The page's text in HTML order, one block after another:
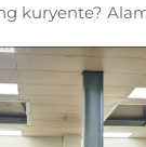
kuryente?
at
guide